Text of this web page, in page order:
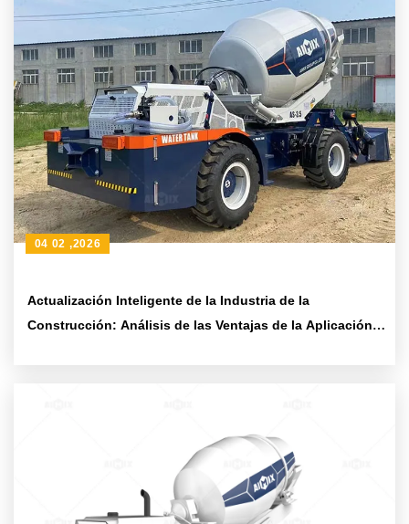
Actualización Inteligente de la Industria de la
Construcción: Análisis de las Ventajas de la Aplicación
04 02 ,2026